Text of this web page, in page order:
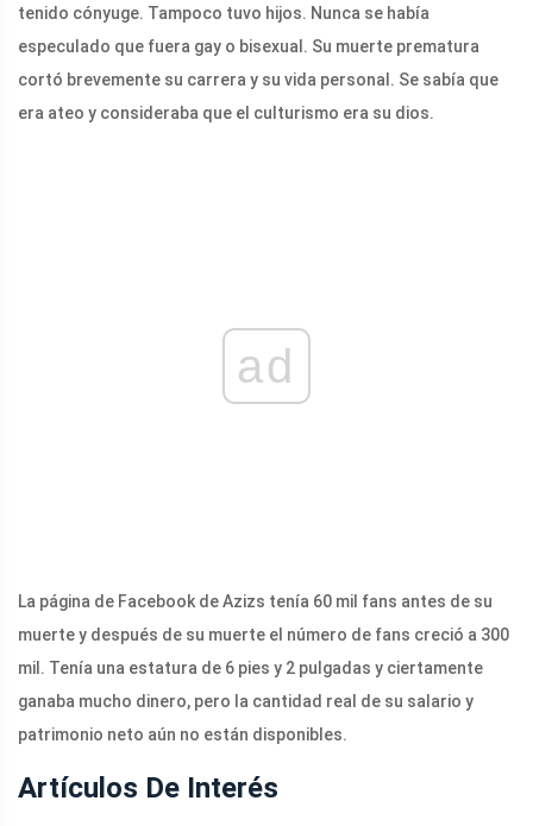
tenido cónyuge. Tampoco tuvo hijos. Nunca se había
especulado que fuera gay o bisexual. Su muerte prematura
cortó brevemente su carrera y su vida personal. Se sabía que
era ateo y consideraba que el culturismo era su dios.
ad
La página de Facebook de Azizs tenía 60 mil fans antes de su
muerte y después de su muerte el número de fans creció a 300
mil. Tenía una estatura de 6 pies y 2 pulgadas y ciertamente
ganaba mucho dinero, pero la cantidad real de su salario y
patrimonio neto aún no están disponibles.
Artículos De Interés